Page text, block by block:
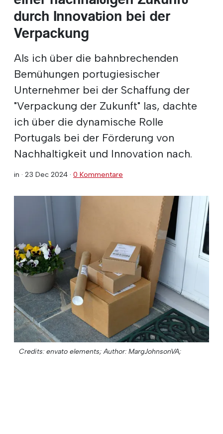
durch Innovation bei der
Verpackung
Als ich über die bahnbrechenden
Bemühungen portugiesischer
Unternehmer bei der Schaffung der
"Verpackung der Zukunft" las, dachte
ich über die dynamische Rolle
Portugals bei der Förderung von
Nachhaltigkeit und Innovation nach.
in · 23 Dec 2024 · 0 Kommentare
Credits: envato elements; Author: MargJohnsonVA;